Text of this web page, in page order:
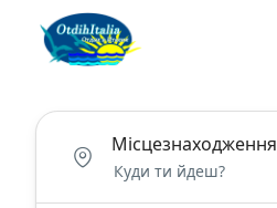
Місцезнаходження